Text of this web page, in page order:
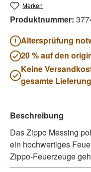
Merken
Produktnummer:
Altersprüfung
20 % auf den
Keine
gesamte Lieferung
Beschreibung
Das Zippo Messing
ein hochwertiges
Zippo-Feuerzeuge